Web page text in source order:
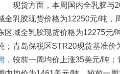
现货方面，本周国内全乳胶与
全乳胶现货价格为12250元/吨，
区域全乳胶现货价格为12275元/
；青岛保税区STR20现货基准价
，较前一周均价上涨35美元/吨